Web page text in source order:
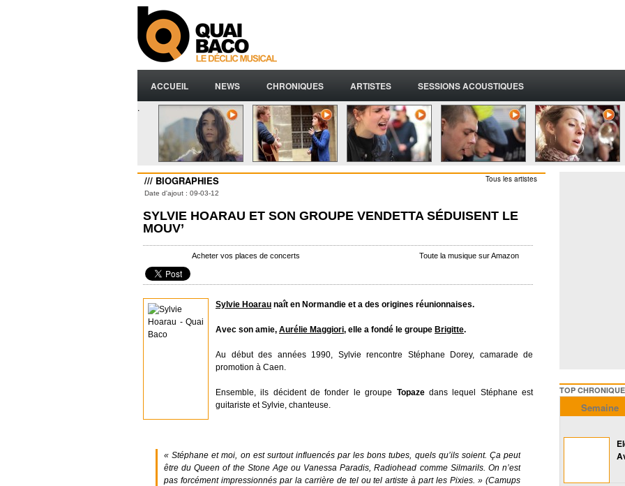
ACCUEIL NEWS CHRONIQUES ARTISTES SESSIONS ACOUSTIQUES
.
/// BIOGRAPHIES Tous les artistes
Date d'ajout : 09-03-12
SYLVIE HOARAU ET SON GROUPE VENDETTA SÉDUISENT LE
MOUV’
Acheter vos places de concerts Toute la musique sur Amazon
Sylvie Hoarau naît en Normandie et a des origines réunionnaises.
Avec son amie, Aurélie Maggiori, elle a fondé le groupe Brigitte.
Au début des années 1990, Sylvie rencontre Stéphane Dorey, camarade de
promotion à Caen.
Ensemble, ils décident de fonder le groupe Topazedans lequel Stéphane est
guitariste et Sylvie, chanteuse.
« Stéphane et moi, on est surtout influencés par les bons tubes, quels qu’ils soient. Ça peut
être du Queen of the Stone Age ou Vanessa Paradis, Radiohead comme Silmarils. On n’est
pas forcément impressionnés par la carrière de tel ou tel artiste à part les Pixies. » (Camups
TOP
Semaine